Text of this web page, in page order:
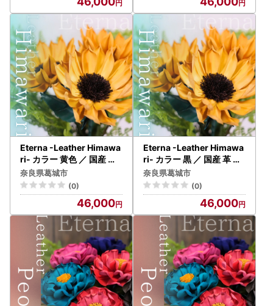
ト 奈良県 葛城市【area00
2-winered】
葛城市【area002-blue】
Eterna -Leather Himawa
ri- カラー 黄色 ／ 国産 革
レザー ひまわり 造花 アー
トフラワー 小物 インテリ
ア 記念日 プレゼント 奈良
県 葛城市【area002-yell
ow】
奈良県葛城市
(0)
46,000
Eterna -Leather Himawa
ri- カラー 黒 ／ 国産 革 レ
ザー ひまわり 造花 アート
フラワー 小物 インテリア
記念日 プレゼント 奈良県
葛城市【area002-black
】
奈良県葛城市
(0)
46,000